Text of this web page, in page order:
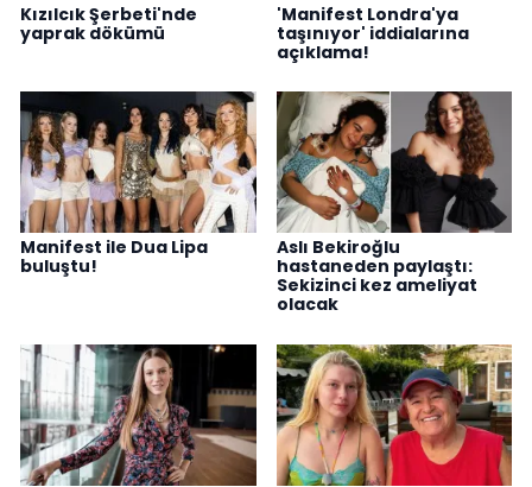
Kızılcık Şerbeti'nde
yaprak dökümü
'Manifest Londra'ya
taşınıyor' iddialarına
açıklama!
Manifest ile Dua Lipa
buluştu!
Aslı Bekiroğlu
hastaneden paylaştı:
Sekizinci kez ameliyat
olacak